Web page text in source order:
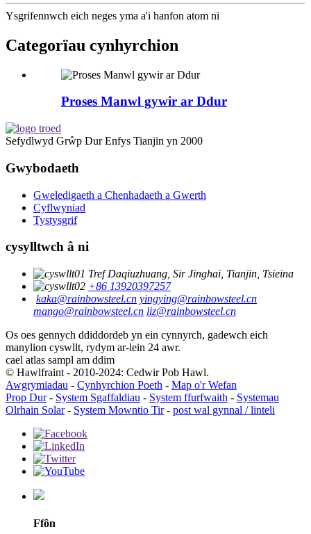
Ysgrifennwch eich neges yma a'i hanfon atom ni
Categorïau cynhyrchion
Proses Manwl gywir ar Ddur
Sefydlwyd Grŵp Dur Enfys Tianjin yn 2000
Gwybodaeth
Gweledigaeth a Chenhadaeth a Gwerth
Cyflwyniad
Tystysgrif
cysylltwch â ni
Tref Daqiuzhuang, Sir Jinghai, Tianjin, Tsieina
+86 13920397257
kaka@rainbowsteel.cn yingying@rainbowsteel.cn
mango@rainbowsteel.cn liz@rainbowsteel.cn
Os oes gennych ddiddordeb yn ein cynnyrch, gadewch eich
manylion cyswllt, rydym ar-lein 24 awr.
cael atlas sampl am ddim
© Hawlfraint - 2010-2024: Cedwir Pob Hawl.
Awgrymiadau - Cynhyrchion Poeth - Map o'r Wefan
Prop Dur- System Sgaffaldiau - System ffurfwaith - Systemau
Olrhain Solar- System Mowntio Tir- post wal gynnal / linteli
Ffôn